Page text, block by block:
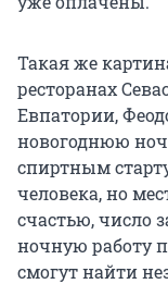
Такая же
ресторанах
Евпатории,
новогоднюю
спиртным
человека, но
счастью, число
ночную работу
смогут найти